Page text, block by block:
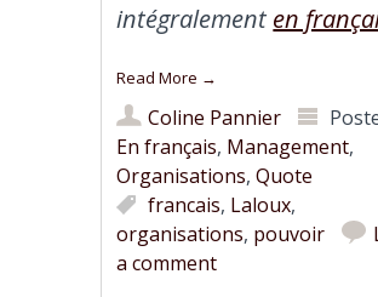
intégralement en
Read More →
Coline Pannier
En français, Management,
Organisations,Quote
francais, Laloux,
organisations, pouvoir
a comment